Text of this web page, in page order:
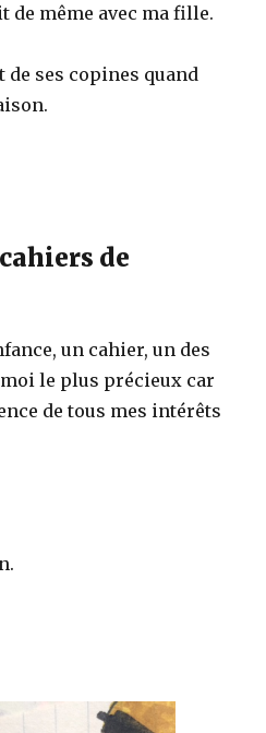
de même avec ma fille.
de ses copines quand
de
un cahier, un des
le plus précieux car
de tous mes intérêts